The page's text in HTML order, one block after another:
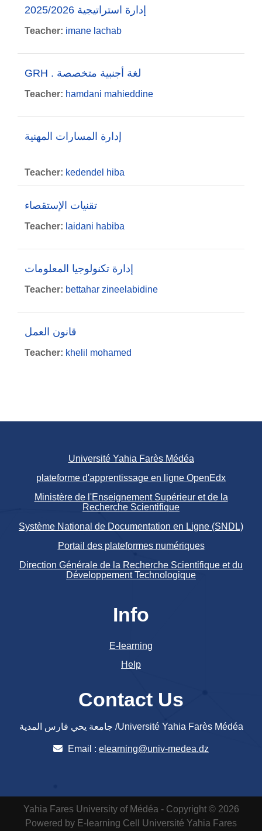
إدارة استراتيجية 2025/2026
Teacher: imane lachab
GRH . لغة أجنبية متخصصة
Teacher: hamdani mahieddine
إدارة المسارات المهنية
Teacher: kedendel hiba
تقنيات الإستقصاء
Teacher: laidani habiba
إدارة تكنولوجيا المعلومات
Teacher: bettahar zineelabidine
قانون العمل
Teacher: khelil mohamed
Université Yahia Farès Médéa
plateforme d'apprentissage en ligne OpenEdx
Ministère de l'Enseignement Supérieur et de la
Recherche Scientifique
Système National de Documentation en Ligne (SNDL)
Portail des plateformes numériques
Direction Générale de la Recherche Scientifique et du
Développement Technologique
Info
E-learning
Help
Contact Us
جامعة يحي فارس المدية /Université Yahia Farès Médéa
Email : elearning@univ-medea.dz
Yahia Fares University of Médéa - Copyright © 2026
Powered by E-learning Cell
Université Yahia Fares